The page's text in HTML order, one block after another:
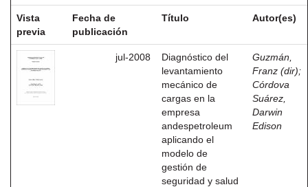
Vista
previa
Fecha de
publicación
Título Autor(es)
jul-2008
Diagnóstico del
levantamiento
mecánico de
cargas en la
empresa
andespetroleum
aplicando el
modelo de
gestión de
seguridad y salud
Guzmán,
Franz (dir);
Córdova
Suárez,
Darwin
Edison